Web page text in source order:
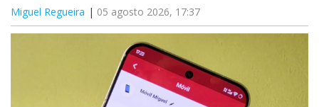
Miguel Regueira 05 agosto 2026, 17:37